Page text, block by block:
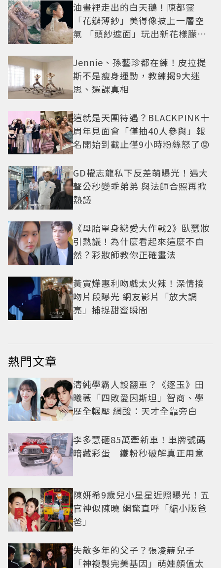
油畫裡走出的白天鵝！陳都靈
「花瓣薄紗」美得像披上一層空
氣 「頭紗遮面」玩出新花樣朦朧
Jennie、孫藝珍都在練！皮拉提
斯不是瘦身運動，教練揭9大迷
思、選課真相
這就是天團待遇？BLACKPINK十
周年見面會「僅抽40人參與」報
名開始到截止僅9小時粉絲怒了😡
GD權志龍私下反差萌曝光！遇大
聲公秒變乖弟弟 與法師合照再掀
熱議
《母胎單身戀愛大作戰2》臥蠶妝
引熱議！為什麼看起來這麼不自
然？彩妝師教你正確畫法
黃寅燁惠利吻戲太火辣！深情接
吻片段曝光 網友影片「放大調
亮」捕捉甜蜜瞬間
熱門文章
清純學霸人設翻車？《逐玉》田
曦薇「四敗愛因斯坦」智商、學
歷全輾壓 網酸：天才全靠旁白
李多慧砸85萬牽新車！車牌號碼
暗藏彩蛋 鐵粉秒破解真正用意
陳妍希9歲兒小星星近照曝光！五
官神似陳曉 網驚直呼「縮小版爸
爸」
失散多年的父子？張凌赫兒子
「神複製完美基因」萌娃顏值太